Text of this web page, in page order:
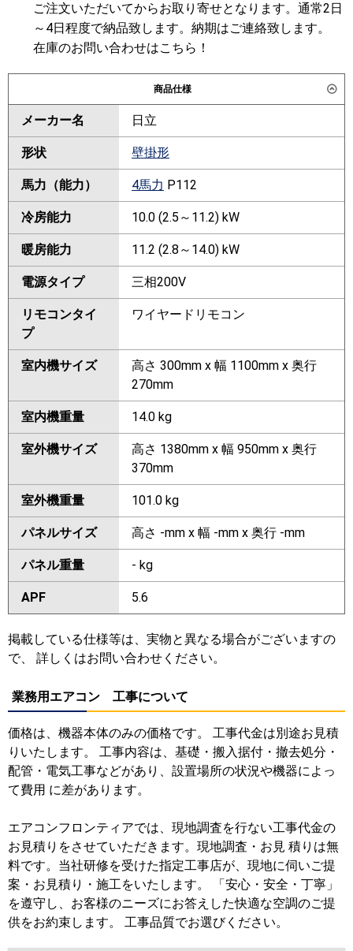
ご注文いただいてからお取り寄せとなります。通常2日
～4日程度で納品致します。納期はご連絡致します。
在庫のお問い合わせはこちら！
商品仕様
メーカー名 日立
形状 壁掛形
馬力（能力） 4馬力 P112
冷房能力 10.0 (2.5～11.2) kW
暖房能力 11.2 (2.8～14.0) kW
電源タイプ 三相200V
リモコンタイ
プ
ワイヤードリモコン
室内機サイズ
高さ 300mm x 幅 1100mm x 奥行
270mm
室内機重量 14.0 kg
室外機サイズ
高さ 1380mm x 幅 950mm x 奥行
370mm
室外機重量 101.0 kg
パネルサイズ 高さ -mm x 幅 -mm x 奥行 -mm
パネル重量 - kg
APF 5.6
掲載している仕様等は、実物と異なる場合がございますの
で、 詳しくはお問い合わせください。
業務用エアコン 工事について
価格は、機器本体のみの価格です。 工事代金は別途お見積
りいたします。 工事内容は、基礎・搬入据付・撤去処分・
配管・電気工事などがあり、設置場所の状況や機器によっ
て費用 に差があります。
エアコンフロンティアでは、現地調査を行ない工事代金の
お見積りをさせていただきます。現地調査・お見 積りは無
料です。当社研修を受けた指定工事店が、現地に伺いご提
案・お見積り・施工をいたします。 「安心・安全・丁寧」
を遵守し、お客様のニーズにお答えした快適な空調のご提
供をお約束します。 工事品質でお選びください。